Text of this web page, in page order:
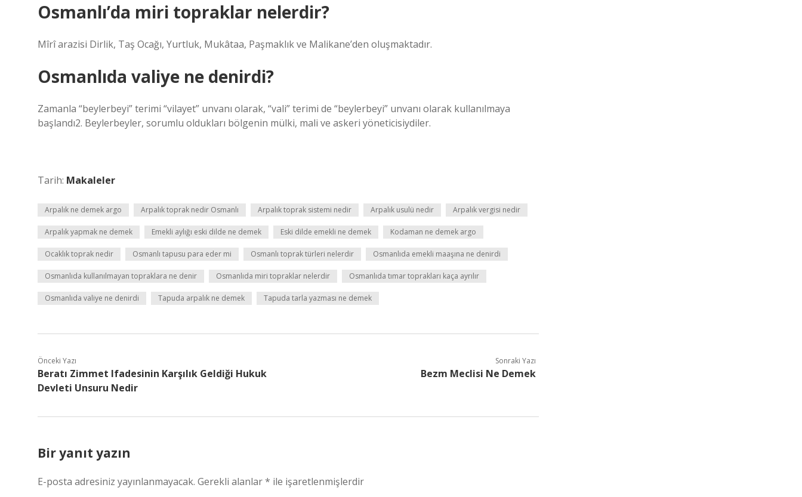
Osmanlı’da miri topraklar nelerdir?
Mîrî arazisi Dirlik, Taş Ocağı, Yurtluk, Mukâtaa, Paşmaklık ve Malikane’den oluşmaktadır.
Osmanlıda valiye ne denirdi?
Zamanla “beylerbeyi” terimi “vilayet” unvanı olarak, “vali” terimi de “beylerbeyi” unvanı olarak kullanılmaya
başlandı2. Beylerbeyler, sorumlu oldukları bölgenin mülki, mali ve askeri yöneticisiydiler.
Tarih: Makaleler
Arpalık ne demek argo Arpalık toprak nedir Osmanlı Arpalık toprak sistemi nedir Arpalık usulü nedir Arpalık vergisi nedir
Arpalık yapmak ne demek Emekli aylığı eski dilde ne demek Eski dilde emekli ne demek Kodaman ne demek argo
Ocaklık toprak nedir Osmanlı tapusu para eder mi Osmanlı toprak türleri nelerdir Osmanlıda emekli maaşına ne denirdi
Osmanlıda kullanılmayan topraklara ne denir Osmanlıda miri topraklar nelerdir Osmanlıda tımar toprakları kaça ayrılır
Osmanlıda valiye ne denirdi Tapuda arpalık ne demek Tapuda tarla yazması ne demek
Önceki Yazı
Beratı Zimmet Ifadesinin Karşılık Geldiği Hukuk
Devleti Unsuru Nedir
Sonraki Yazı
Bezm Meclisi Ne Demek
Bir yanıt yazın
E-posta adresiniz yayınlanmayacak. Gerekli alanlar* ile işaretlenmişlerdir